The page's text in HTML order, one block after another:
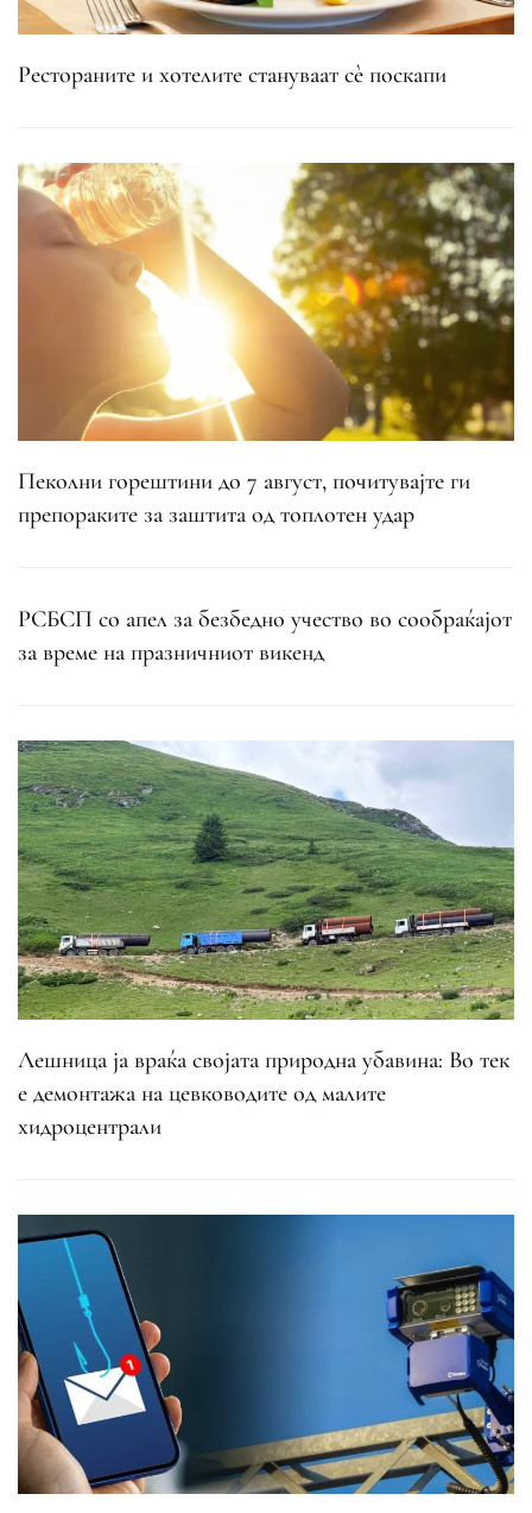
Рестораните и хотелите стануваат сè поскапи
Пеколни горештини до 7 август, почитувајте ги
препораките за заштита од топлотен удар
РСБСП со апел за безбедно учество во сообраќајот
за време на празничниот викенд
Лешница ја враќа својата природна убавина: Во тек
е демонтажа на цевководите од малите
хидроцентрали